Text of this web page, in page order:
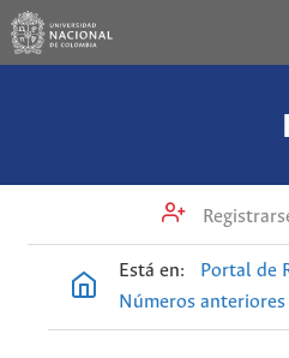
Está en: Portal de
Números anteriores